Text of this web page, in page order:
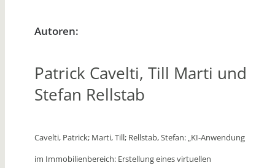
Autoren:
Patrick Cavelti, Till Marti und
Stefan Rellstab
Cavelti, Patrick; Marti, Till; Rellstab, Stefan: „KI-Anwendung
im Immobilienbereich: Erstellung eines virtuellen